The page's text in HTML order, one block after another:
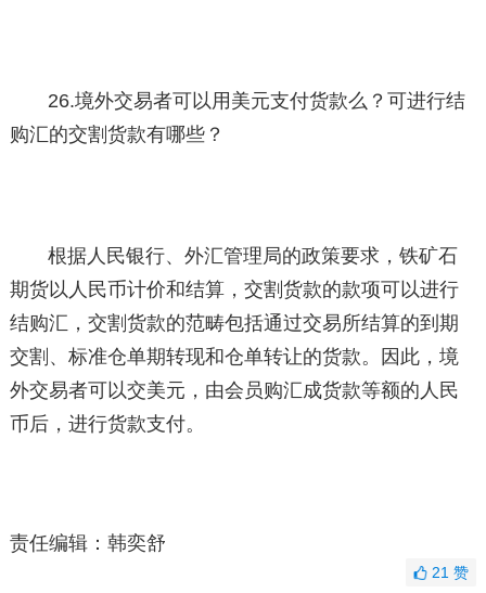
26.境外交易者可以用美元支付货款么？可进行结
购汇的交割货款有哪些？
根据人民银行、外汇管理局的政策要求，铁矿石
期货以人民币计价和结算，交割货款的款项可以进行
结购汇，交割货款的范畴包括通过交易所结算的到期
交割、标准仓单期转现和仓单转让的货款。因此，境
外交易者可以交美元，由会员购汇成货款等额的人民
币后，进行货款支付。
责任编辑：韩奕舒
21赞